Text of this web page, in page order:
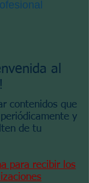
al
contenidos que
y
de tu
para recibir los